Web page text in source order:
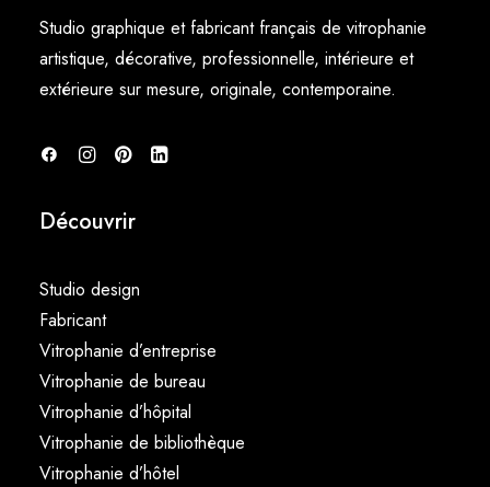
Studio graphique et fabricant français de vitrophanie
artistique, décorative, professionnelle, intérieure et
extérieure sur mesure, originale, contemporaine.
Découvrir
Studio design
Fabricant
Vitrophanie d’entreprise
Vitrophanie de bureau
Vitrophanie d’hôpital
Vitrophanie de bibliothèque
Vitrophanie d’hôtel